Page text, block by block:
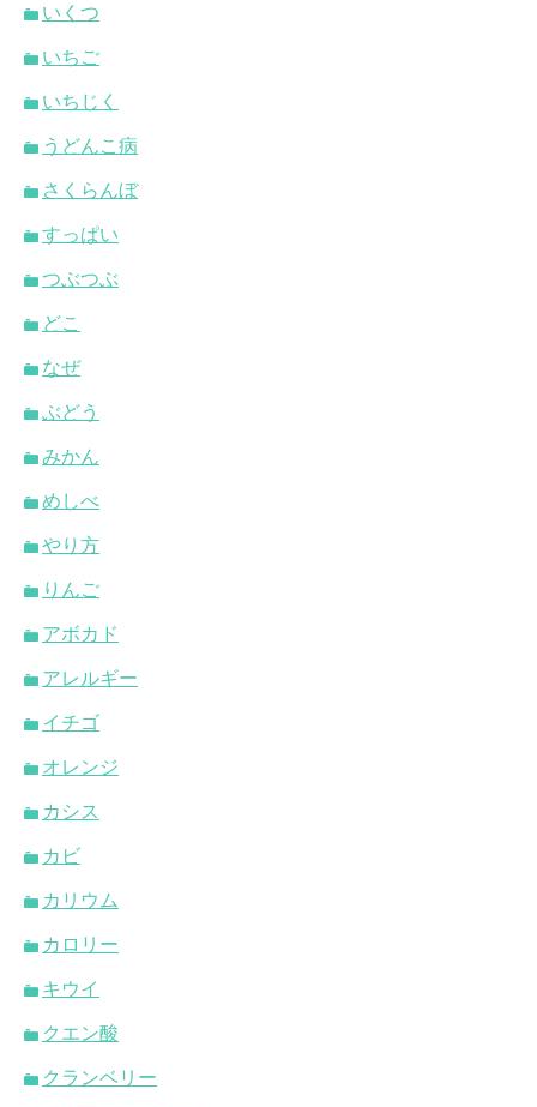
いくつ
いちご
いちじく
うどんこ病
さくらんぼ
すっぱい
つぶつぶ
どこ
なぜ
ぶどう
みかん
めしべ
やり方
りんご
アボカド
アレルギー
イチゴ
オレンジ
カシス
カビ
カリウム
カロリー
キウイ
クエン酸
クランベリー